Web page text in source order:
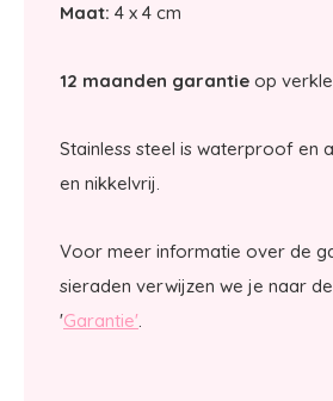
Maat: 4 x 4 cm
12 maanden garantie op
Stainless steel is waterproof en
en nikkelvrij.
Voor meer informatie over de
sieraden verwijzen we je naar
'Garantie'.